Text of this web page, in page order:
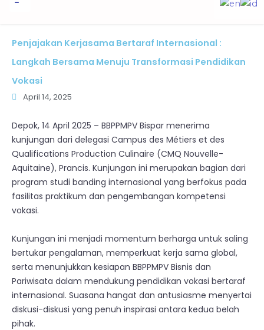
Penjajakan Kerjasama Bertaraf Internasional :
Langkah Bersama Menuju Transformasi Pendidikan
Vokasi
April 14, 2025
Depok, 14 April 2025 – BBPPMPV Bispar menerima
kunjungan dari delegasi Campus des Métiers et des
Qualifications Production Culinaire (CMQ Nouvelle-
Aquitaine), Prancis. Kunjungan ini merupakan bagian dari
program studi banding internasional yang berfokus pada
fasilitas praktikum dan pengembangan kompetensi
vokasi.
Kunjungan ini menjadi momentum berharga untuk saling
bertukar pengalaman, memperkuat kerja sama global,
serta menunjukkan kesiapan BBPPMPV Bisnis dan
Pariwisata dalam mendukung pendidikan vokasi bertaraf
internasional. Suasana hangat dan antusiasme menyertai
diskusi-diskusi yang penuh inspirasi antara kedua belah
pihak.